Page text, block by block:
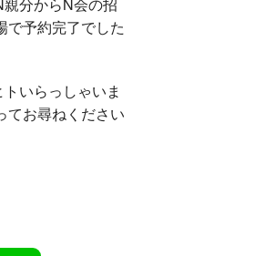
で予約完了でした
いらっしゃいま
てお尋ねください